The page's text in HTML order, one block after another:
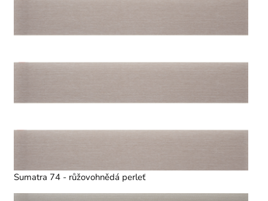
Sumatra 74 - růžovohnědá perleť